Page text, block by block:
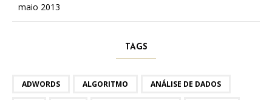
maio 2013
TAGS
ADWORDS ALGORITMO ANÁLISE DE DADOS